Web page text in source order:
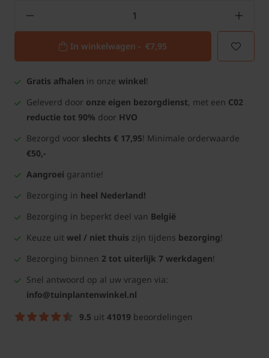
In winkelwagen - €7,95
Gratis afhalen in onze winkel!
Geleverd door onze eigen bezorgdienst, met een C02
reductie tot 90% door HVO
Bezorgd voor slechts € 17,95! Minimale orderwaarde
€50,-
Aangroei garantie!
Bezorging in heel Nederland!
Bezorging in beperkt deel van België
Keuze uit wel / niet thuis zijn tijdens bezorging!
Bezorging binnen 2 tot uiterlijk 7 werkdagen!
Snel antwoord op al uw vragen via:
info@tuinplantenwinkel.nl
9.5 uit 41019 beoordelingen